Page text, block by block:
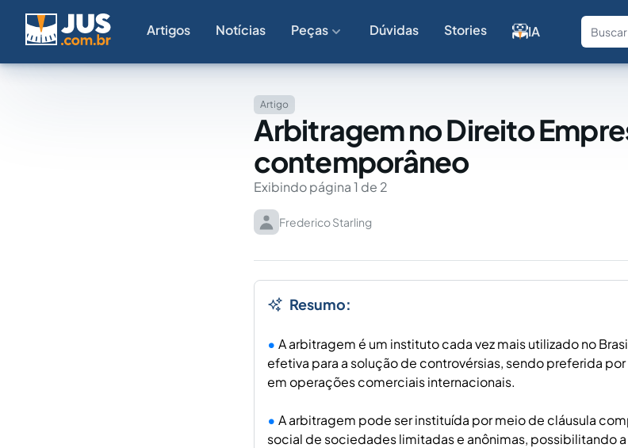
Artigos Notícias Peças Dúvidas Stories IA
Artigo
Arbitragem no Direito
contemporâneo
Exibindo página 1 de 2
Frederico Starling
Resumo:
A arbitragem é um instituto cada vez mais utilizado no
efetiva para a solução de controvérsias, sendo preferida
em operações comerciais internacionais.
A arbitragem pode ser instituída por meio de cláusula
social de sociedades limitadas e anônimas, possibilitando